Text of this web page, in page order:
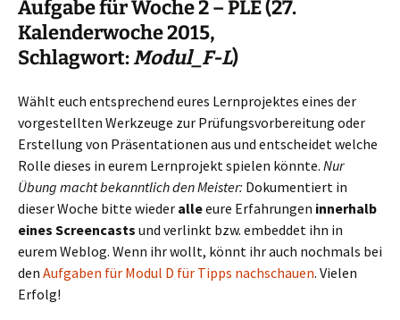
Aufgabe für Woche 2 – PLE (27.
Kalenderwoche 2015,
Schlagwort:Modul_F-L)
Wählt euch entsprechend eures Lernprojektes eines der
vorgestellten Werkzeuge zur Prüfungsvorbereitung oder
Erstellung von Präsentationen aus und entscheidet welche
Rolle dieses in eurem Lernprojekt spielen könnte. Nur
Übung macht bekanntlich den Meister: Dokumentiert in
dieser Woche bitte wieder alleeure Erfahrungen innerhalb
eines Screencasts und verlinkt bzw. embeddet ihn in
eurem Weblog. Wenn ihr wollt, könnt ihr auch nochmals bei
den Aufgaben für Modul D für Tipps nachschauen. Vielen
Erfolg!